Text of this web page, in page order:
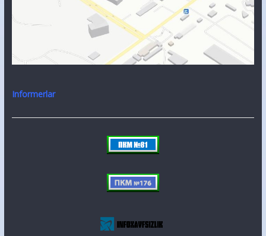
Informerlar